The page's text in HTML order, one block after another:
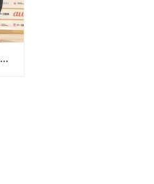
野口啓代・楢崎智亜 五輪代表内定